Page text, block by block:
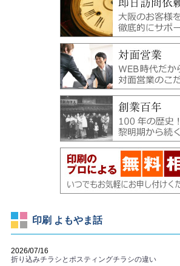
印刷 よもやま話
2026/07/16
折り込みチラシとポスティングチラシの違い